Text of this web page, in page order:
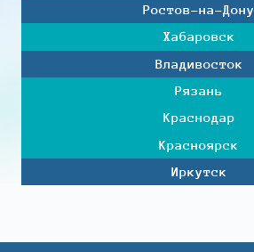
Ростов-на-Дону
Хабаровск
Владивосток
Рязань
Краснодар
Красноярск
Иркутск